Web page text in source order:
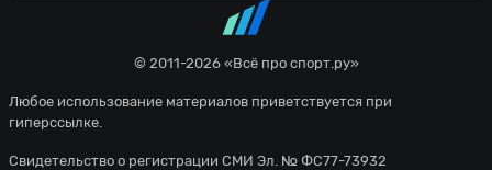
© 2011-2026 «Всё про спорт.ру»
Любое использование материалов приветствуется при
гиперссылке.
Свидетельство о регистрации СМИ Эл. № ФС77-73932